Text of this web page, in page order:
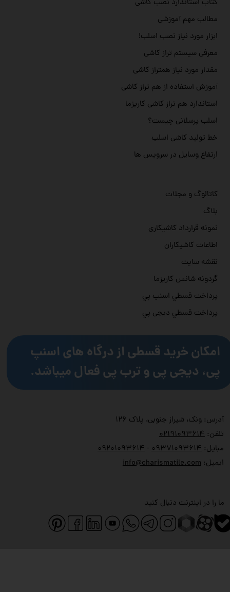
ما را در اینترنت دنبال کنید
آدرس: ونک، شیراز جنوبی، پلاک ۱۲۶
تلفن:
۰۲۱۹۱۰۹۳۶۱۴
مبایل:
۰۹۳۷۱۰۹۳۶۱۴ - ۰۹۲۰۱۰۹۳۶۱۴
ایمیل:info@charismatile.com
کاتالوگ و مجلات
بلاگ
نمونه قرارداد کاشیکاری
اطاعات کاشیکاران
نقشه سایت
گردونه شانس کاریزما
پرداخت قسطي اسنپ پي
پرداخت قسطي دیجی پي
کتاب استاندارد نصب کاشی
مطالب مهم آموزشی
ابزار مورد نیاز نصب اسلب!
معرفی سیستم تراز کاشی
مقدار مورد نیاز همتراز کاشی
آموزش استفاده از هم تراز کاشی
استاندارد هم تراز کاشی کاریزما
اسلب پرسلانی چیست؟
خط تولید کاشی اسلب
ارتفاع وسایل در سرویس ها
امکان خرید قسطی از درگاه های اسنپ
پی، دیجی پی و ترب پی فعال میباشد.